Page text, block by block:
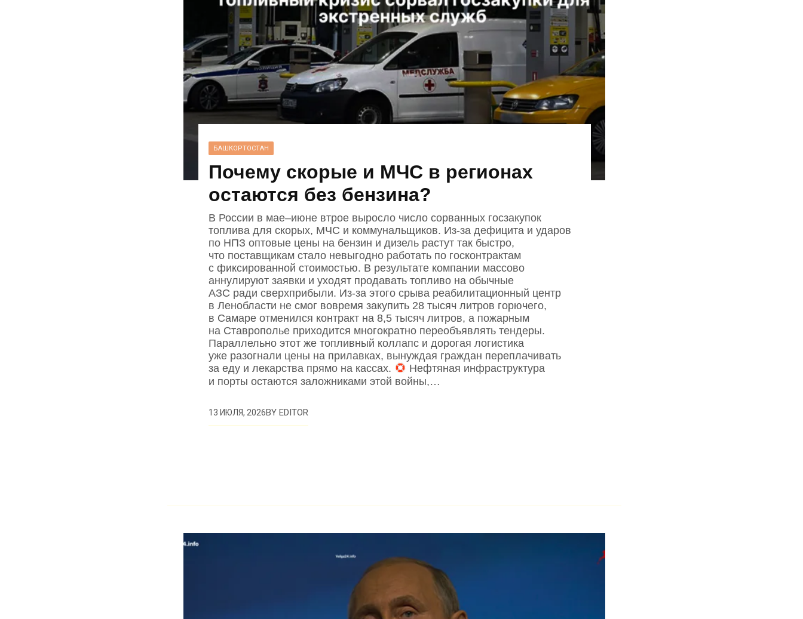
БАШКОРТОСТАН
Почему скорые и МЧС в регионах
остаются без бензина?
В России в мае–июне втрое выросло число сорванных госзакупок
топлива для скорых, МЧС и коммунальщиков. Из‑за дефицита и ударов
по НПЗ оптовые цены на бензин и дизель растут так быстро,
что поставщикам стало невыгодно работать по госконтрактам
с фиксированной стоимостью. В результате компании массово
аннулируют заявки и уходят продавать топливо на обычные
АЗС ради сверхприбыли. Из‑за этого срыва реабилитационный центр
в Ленобласти не смог вовремя закупить 28 тысяч литров горючего,
в Самаре отменился контракт на 8,5 тысяч литров, а пожарным
на Ставрополье приходится многократно переобъявлять тендеры.
Параллельно этот же топливный коллапс и дорогая логистика
уже разогнали цены на прилавках, вынуждая граждан переплачивать
за еду и лекарства прямо на кассах.
Нефтяная инфраструктура
и порты остаются заложниками этой войны,…
13 ИЮЛЯ, 2026BY EDITOR